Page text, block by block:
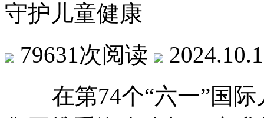
守护儿童健康
79631次阅读
在第74个“六一”国际